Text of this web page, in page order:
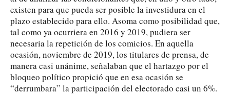
existen para que pueda ser posible la investidura en el
plazo establecido para ello. Asoma como posibilidad que,
tal como ya ocurriera en 2016 y 2019, pudiera ser
necesaria la repetición de los comicios. En aquella
ocasión, noviembre de 2019, los titulares de prensa, de
manera casi unánime, señalaban que el hartazgo por el
bloqueo político propició que en esa ocasión se
“derrumbara” la participación del electorado casi un 6%.